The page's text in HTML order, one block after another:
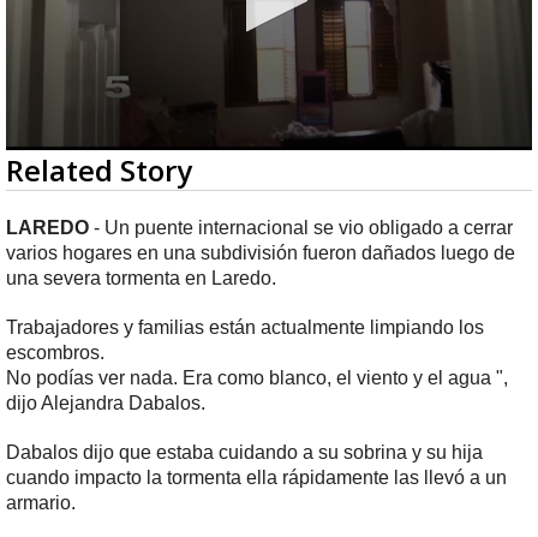
0
seconds
of
1
minute,
36
seconds
Related Story
LAREDO - Un puente internacional se vio obligado a cerrar
varios hogares en una subdivisión fueron dañados luego de
una severa tormenta en Laredo.
Trabajadores y familias están actualmente limpiando los
escombros.
No podías ver nada. Era como blanco, el viento y el agua ",
dijo Alejandra Dabalos.
Dabalos dijo que estaba cuidando a su sobrina y su hija
cuando impacto la tormenta ella rápidamente las llevó a un
armario.